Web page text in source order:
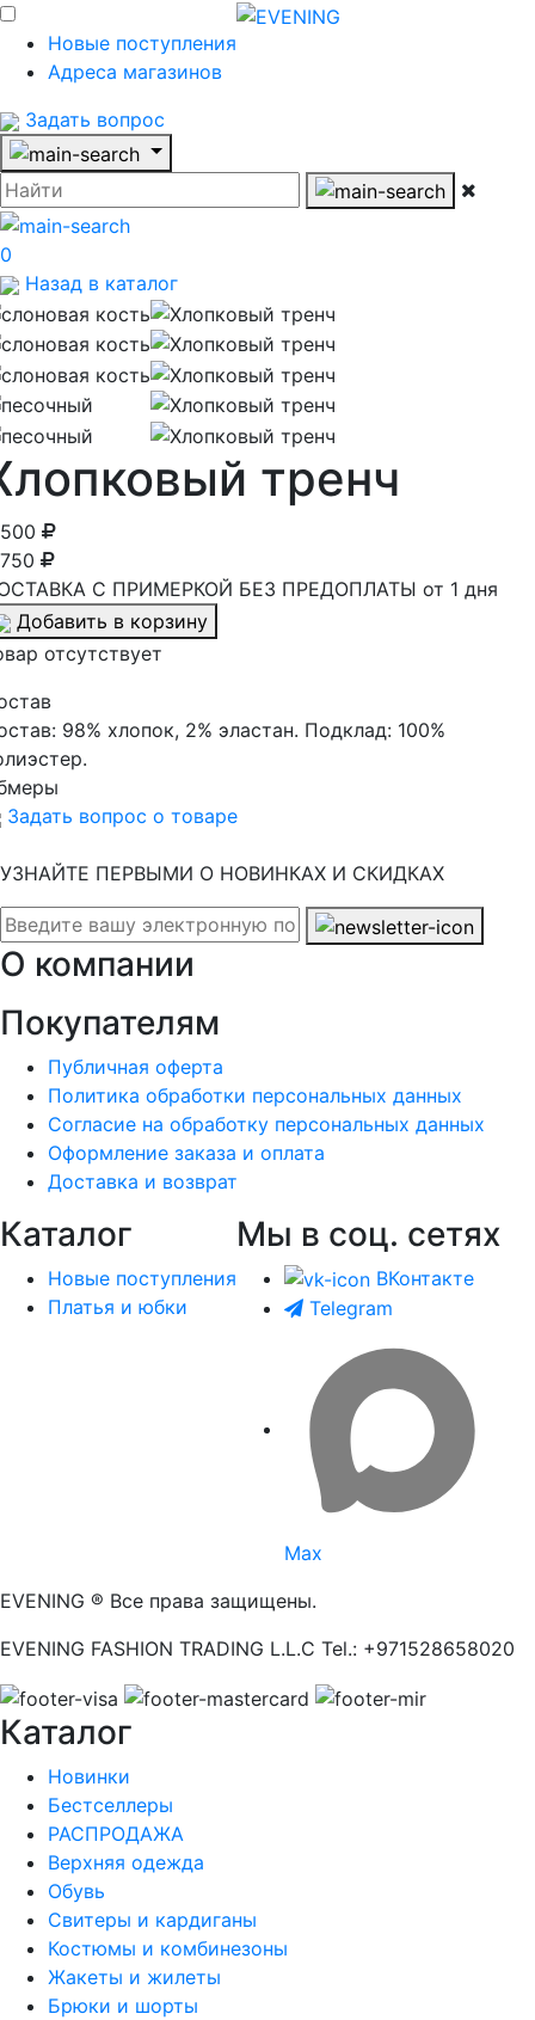
Новые поступления
Адреса магазинов
Задать вопрос
0
Назад в каталог
тренч
С ПРИМЕРКОЙ БЕЗ ПРЕДОПЛАТЫ от 1 дня
Добавить в корзину
отсутствует
98% хлопок, 2% эластан. Подклад: 100%
Задать вопрос о товаре
УЗНАЙТЕ ПЕРВЫМИ О НОВИНКАХ И СКИДКАХ
О компании
Покупателям
Публичная оферта
Политика обработки персональных данных
Согласие на обработку персональных данных
Оформление заказа и оплата
Доставка и возврат
Каталог
Новые поступления
Платья и юбки
Мы в соц. сетях
ВКонтакте
Telegram
Max
EVENING ® Все права защищены.
EVENING FASHION TRADING L.L.C Tel.: +971528658020
Каталог
Новинки
Бестселлеры
РАСПРОДАЖА
Верхняя одежда
Обувь
Свитеры и кардиганы
Костюмы и комбинезоны
Жакеты и жилеты
Брюки и шорты